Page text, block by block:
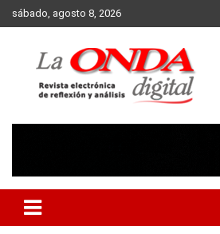
Skip
to
sábado, agosto 8, 2026